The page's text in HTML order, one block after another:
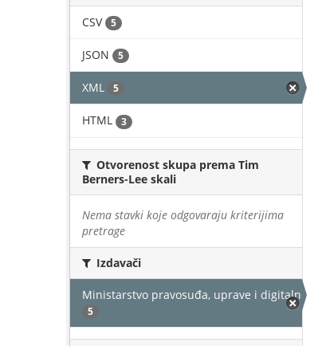
CSV 5
JSON 5
XML 5
HTML 3
Otvorenost skupa prema Tim
Berners-Lee skali
Nema stavki koje odgovaraju kriterijima
pretrage
Izdavači
Ministarstvo pravosuđa, uprave i digitalne
5